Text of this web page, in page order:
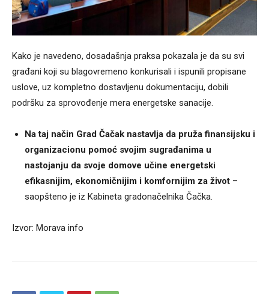
Kako je navedeno, dosadašnja praksa pokazala je da su svi
građani koji su blagovremeno konkurisali i ispunili propisane
uslove, uz kompletno dostavljenu dokumentaciju, dobili
podršku za sprovođenje mera energetske sanacije.
Na taj način Grad Čačak nastavlja da pruža finansijsku i
organizacionu pomoć svojim sugrađanima u
nastojanju da svoje domove učine energetski
efikasnijim, ekonomičnijim i komfornijim za život –
saopšteno je iz Kabineta gradonačelnika Čačka.
Izvor: Morava info